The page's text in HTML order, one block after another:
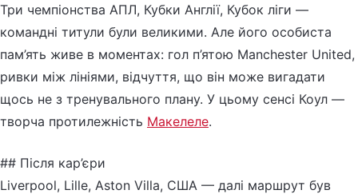
Три чемпіонства АПЛ, Кубки Англії, Кубок ліги —
командні титули були великими. Але його особиста
пам’ять живе в моментах: гол п’ятою Manchester United,
ривки між лініями, відчуття, що він може вигадати
щось не з тренувального плану. У цьому сенсі Коул —
творча протилежність Макелеле.
## Після кар’єри
Liverpool, Lille, Aston Villa, США — далі маршрут був